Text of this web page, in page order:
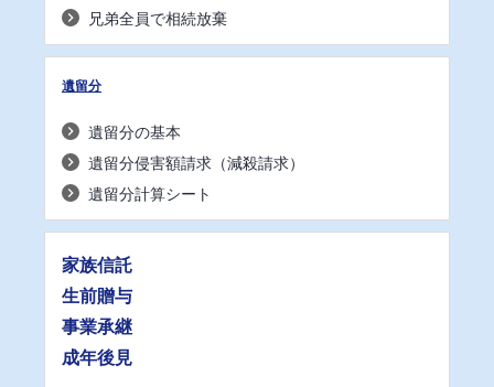
兄弟全員で相続放棄
遺留分
遺留分の基本
遺留分侵害額請求（減殺請求）
遺留分計算シート
家族信託
生前贈与
事業承継
成年後見